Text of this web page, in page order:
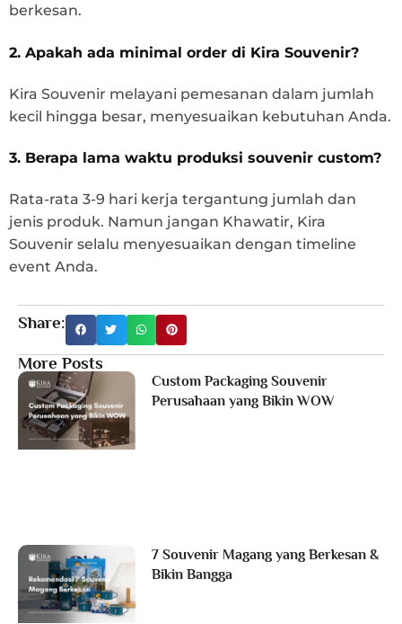
berkesan.
2. Apakah ada minimal order di Kira Souvenir?
Kira Souvenir melayani pemesanan dalam jumlah
kecil hingga besar, menyesuaikan kebutuhan Anda.
3. Berapa lama waktu produksi souvenir custom?
Rata-rata 3-9 hari kerja tergantung jumlah dan
jenis produk. Namun jangan Khawatir, Kira
Souvenir selalu menyesuaikan dengan timeline
event Anda.
Share:
More Posts
Custom Packaging Souvenir
Perusahaan yang Bikin WOW
7 Souvenir Magang yang Berkesan &
Bikin Bangga